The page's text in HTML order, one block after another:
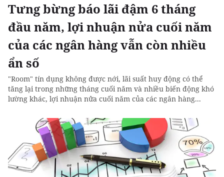
Tưng bừng báo lãi đậm 6 tháng
đầu năm, lợi nhuận nửa cuối năm
của các ngân hàng vẫn còn nhiều
ẩn số
"Room" tín dụng không được nới, lãi suất huy động có thể
tăng lại trong những tháng cuối năm và nhiều biến động khó
lường khác, lợi nhuận nửa cuối năm của các ngân hàng...